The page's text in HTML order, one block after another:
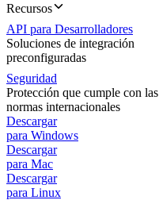
Recursos
API para Desarrolladores
Soluciones de integración
preconfiguradas
Seguridad
Protección que cumple con las
normas internacionales
Descargar
para Windows
Descargar
para Mac
Descargar
para Linux